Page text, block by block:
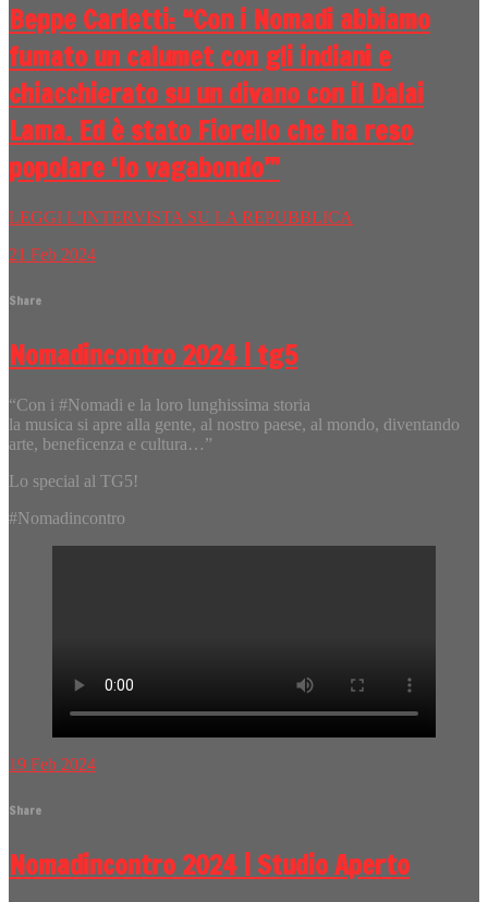
Beppe Carletti: “Con i Nomadi abbiamo
fumato un calumet con gli indiani e
chiacchierato su un divano con il Dalai
Lama. Ed è stato Fiorello che ha reso
popolare ‘Io vagabondo’”
LEGGI L’INTERVISTA SU LA REPUBBLICA
21 Feb 2024
Share
Nomadincontro 2024 | tg5
“Con i #Nomadi e la loro lunghissima storia
la musica si apre alla gente, al nostro paese, al mondo, diventando
arte, beneficenza e cultura…”
Lo special al TG5!
#Nomadincontro
19 Feb 2024
Share
Nomadincontro 2024 | Studio Aperto